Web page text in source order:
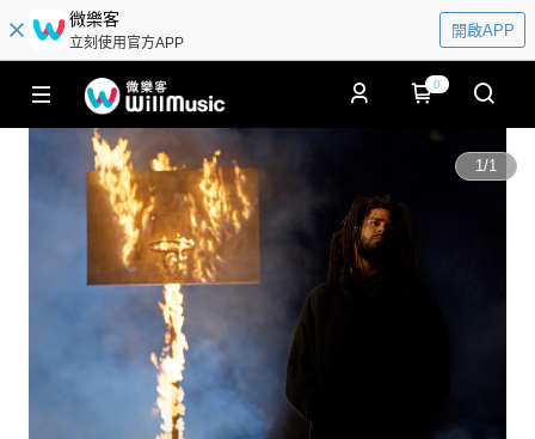
微樂客
立刻使用官方APP
開啟APP
0
1/1